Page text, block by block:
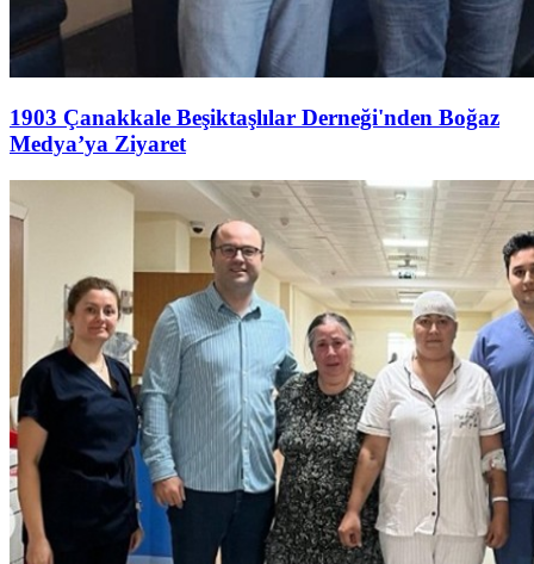
1903 Çanakkale Beşiktaşlılar Derneği'nden Boğaz
Medya’ya Ziyaret